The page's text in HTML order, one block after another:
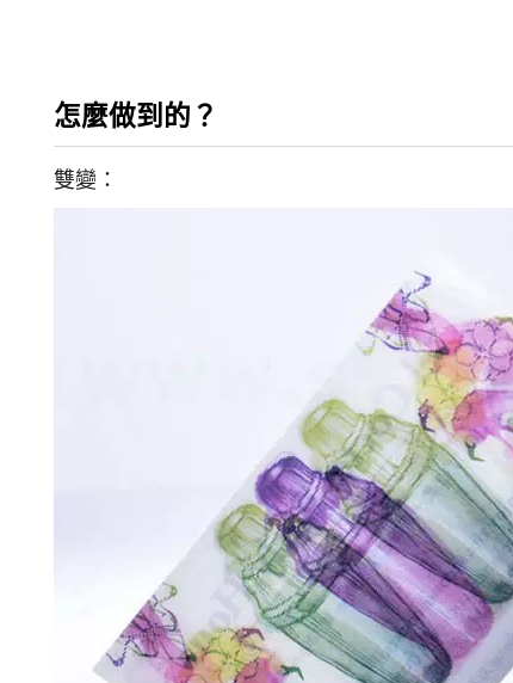
怎麼做到的？
雙變：